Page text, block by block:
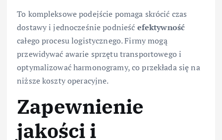
To kompleksowe podejście pomaga skrócić czas
dostawy i jednocześnie podnieść efektywność
całego procesu logistycznego. Firmy mogą
przewidywać awarie sprzętu transportowego i
optymalizować harmonogramy, co przekłada się na
niższe koszty operacyjne.
Zapewnienie
jakości i